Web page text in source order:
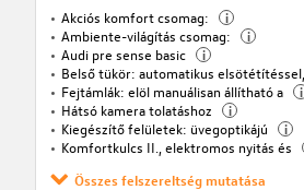
Akciós komfort csomag: i
Ambiente-világítás csomag: i
Audi pre sense basic i
Belső tükör: automatikus elsötétítéssel,
Fejtámlák: elöl manuálisan állítható a i
Hátsó kamera tolatáshoz i
Kiegészítő felületek: üvegoptikájú i
Komfortkulcs II., elektromos nyitás és
Összes felszereltség mutatása